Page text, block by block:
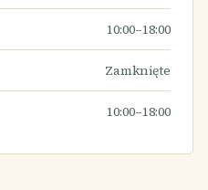
10:00–18:00
Zamknięte
10:00–18:00